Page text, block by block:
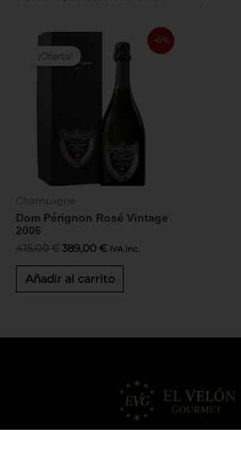
-6%
¡Oferta!
Champagne
Dom Pérignon Rosé Vintage
2006
415,00€
precio
original
389,00 €
precio
actual
389,00 €.
IVA inc.
Añadir al carrito